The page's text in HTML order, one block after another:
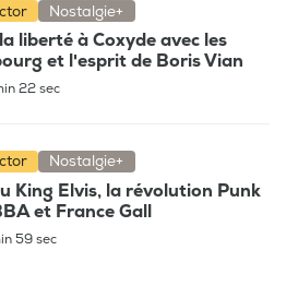
Nostalgie+
liberté à Coxyde avec les
et l'esprit de Boris Vian
22 sec
Nostalgie+
King Elvis, la révolution Punk
et France Gall
59 sec